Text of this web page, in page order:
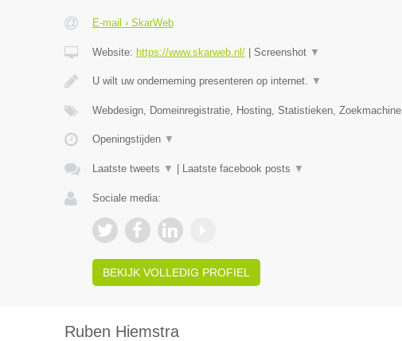
E-mail › SkarWeb
Website: https://www.skarweb.nl/| Screenshot ▼
U wilt uw onderneming presenteren op internet. ▼
Webdesign, Domeinregistratie, Hosting, Statistieken, Zoekmachine
Openingstijden ▼
Laatste tweets ▼ Laatste facebook posts ▼
Sociale media:
BEKIJK VOLLEDIG PROFIEL
Ruben Hiemstra